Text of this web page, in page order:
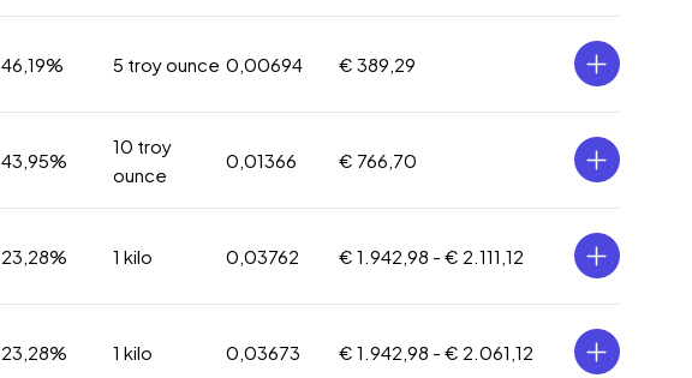
46,19% 5 troy ounce 0,00694 € 389,29
43,95%
10 troy
ounce
0,01366 € 766,70
23,28% 1 kilo 0,03762 € 1.942,98 - € 2.111,12
23,28% 1 kilo 0,03673 € 1.942,98 - € 2.061,12